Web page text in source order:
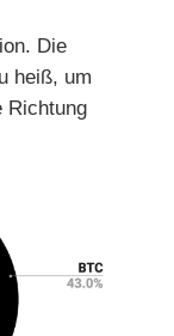
Die
heiß, um
Richtung